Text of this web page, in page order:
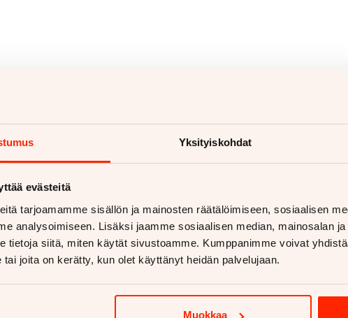
Yksityiskohdat
evästeitä
tarjoamamme sisällön ja mainosten räätälöimiseen, sosiaalisen
analysoimiseen. Lisäksi jaamme sosiaalisen median, mainosalan
tietoja siitä, miten käytät sivustoamme. Kumppanimme voivat
tai joita on kerätty, kun olet käyttänyt heidän palvelujaan.
Muokkaa
kaipaamaan vetokoukkua?
koukut alk. 810€
Lue lisää